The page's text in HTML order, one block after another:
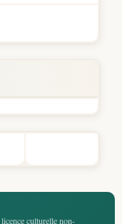
licence culturelle non-